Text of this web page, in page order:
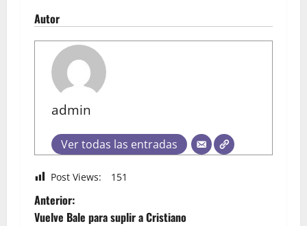
Autor
admin
Ver todas las entradas
Post Views: 151
Anterior:
Vuelve Bale para suplir a Cristiano